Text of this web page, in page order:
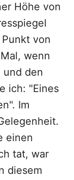
Höhe von
von
wenn
und den
ich: "Eines
Im
einen
tat, war
diesem